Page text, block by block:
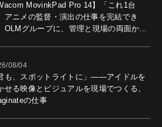
MovinkPad Pro 14】「これ1台
アニメの監督・演出の仕事を完結でき
OLMグループに、管理と現場の両面から
08/04
も、スポットライトに」――アイドルを
せる映像とビジュアルを現場でつくる、
の仕事